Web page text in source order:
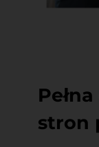
stron